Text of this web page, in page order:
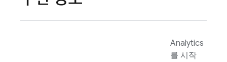
Analytics
를 시작